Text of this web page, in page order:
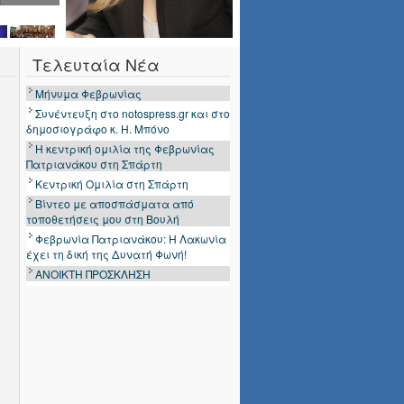
Τελευταία Νέα
Μήνυμα Φεβρωνίας
Συνέντευξη στο notospress.gr και στο
δημοσιογράφο κ. Η. Μπόνο
Η κεντρική ομιλία της Φεβρωνίας
Πατριανάκου στη Σπάρτη
Κεντρική Ομιλία στη Σπάρτη
Βίντεο με αποσπάσματα από
τοποθετήσεις μου στη Βουλή
Φεβρωνία Πατριανάκου: Η Λακωνία
έχει τη δική της Δυνατή Φωνή!
ΑΝΟΙΚΤΗ ΠΡΟΣΚΛΗΣΗ